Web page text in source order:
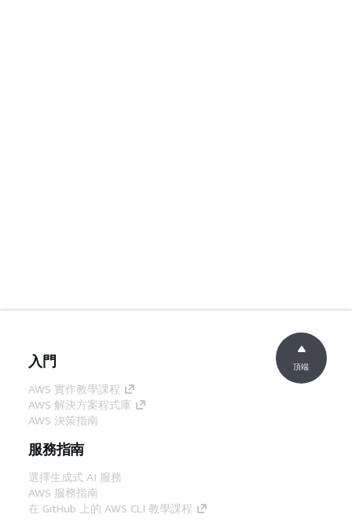
入門
AWS 實作教學課程
AWS 解決方案程式庫
AWS 決策指南
服務指南
選擇生成式 AI 服務
AWS 服務指南
在 GitHub 上的 AWS CLI 教學課程
頂端